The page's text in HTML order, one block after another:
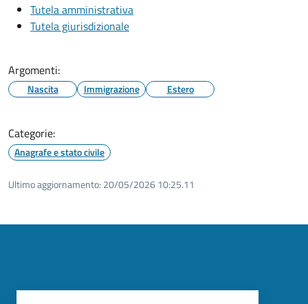
Tutela amministrativa
Tutela giurisdizionale
Argomenti:
Nascita Immigrazione Estero
Categorie:
Anagrafe e stato civile
Ultimo aggiornamento: 20/05/2026 10:25.11